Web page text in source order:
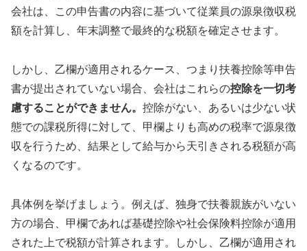
会社は、この申告書の内容に基づいて従業員の源泉徴収税
額を計算し、年末調整で最終的な税額を確定させます。
しかし、乙欄が適用されるケース、つまり扶養控除等申告
書が提出されていない場合、会社はこれらの控除を一切考
慮することができません。 控除がない、あるいは少ない状
態での課税所得に対して、甲欄よりも高めの税率で源泉徴
収を行うため、結果として給与から天引きされる税額が高
くなるのです。
具体例を挙げましょう。例えば、独身で扶養親族がいない
方の場合、甲欄であれば基礎控除や社会保険料控除が適用
された上で税額が計算されます。しかし、乙欄が適用され